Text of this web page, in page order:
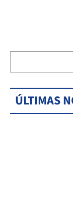
ÚLTIMAS